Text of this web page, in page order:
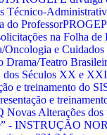
Técnico-
do Professor
na Folha de
Oncologia e Cuidados
Drama/Teatro
dos Séculos XX e XXI
e treinamento do
e
Novas Alterações
- INSTRUÇÃO